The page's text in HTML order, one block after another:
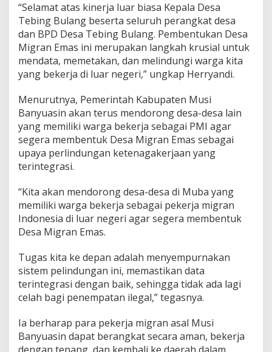
“Selamat atas kinerja luar biasa Kepala Desa
Tebing Bulang beserta seluruh perangkat desa
dan BPD Desa Tebing Bulang. Pembentukan Desa
Migran Emas ini merupakan langkah krusial untuk
mendata, memetakan, dan melindungi warga kita
yang bekerja di luar negeri,” ungkap Herryandi.
Menurutnya, Pemerintah Kabupaten Musi
Banyuasin akan terus mendorong desa-desa lain
yang memiliki warga bekerja sebagai PMI agar
segera membentuk Desa Migran Emas sebagai
upaya perlindungan ketenagakerjaan yang
terintegrasi.
“Kita akan mendorong desa-desa di Muba yang
memiliki warga bekerja sebagai pekerja migran
Indonesia di luar negeri agar segera membentuk
Desa Migran Emas.
Tugas kita ke depan adalah menyempurnakan
sistem pelindungan ini, memastikan data
terintegrasi dengan baik, sehingga tidak ada lagi
celah bagi penempatan ilegal,” tegasnya.
Ia berharap para pekerja migran asal Musi
Banyuasin dapat berangkat secara aman, bekerja